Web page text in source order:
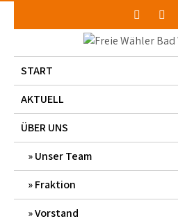
START
AKTUELL
ÜBER UNS
Unser Team
Fraktion
Vorstand